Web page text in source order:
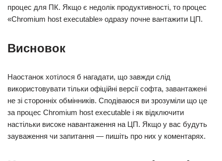
процес для ПК. Якщо є недолік продуктивності, то процес
«Chromium host executable» одразу почне вантажити ЦП.
Висновок
Наостанок хотілося б нагадати, що завжди слід
використовувати тільки офіційні версії софта, завантажені
не зі сторонніх обмінників. Сподіваюся ви зрозуміли що це
за процес Chromium host executable і як відключити
настільки високе навантаження на ЦП. Якщо у вас будуть
зауваження чи запитання — пишіть про них у коментарях.